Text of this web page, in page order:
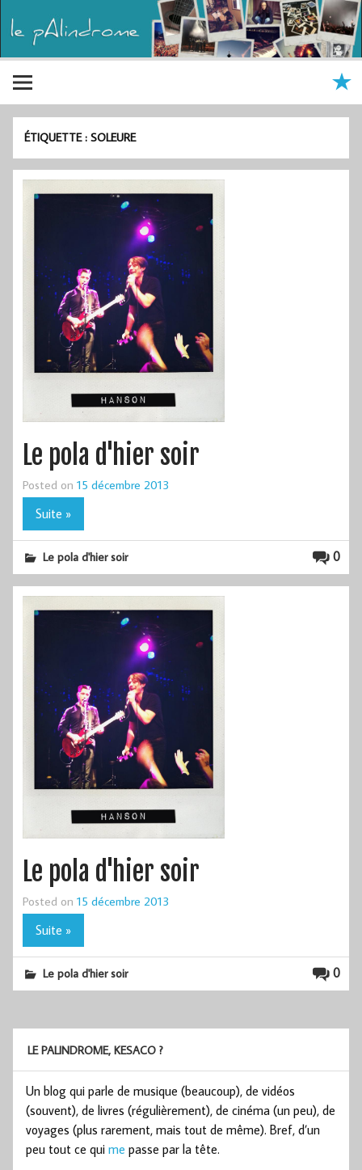
ÉTIQUETTE :SOLEURE
Le pola d'hier soir
Posted on 15 décembre 2013
Suite »
0
Le pola d'hier soir
Le pola d'hier soir
Posted on 15 décembre 2013
Suite »
0
Le pola d'hier soir
LE PALINDROME, KESACO ?
Un blog qui parle de musique (beaucoup), de vidéos
(souvent), de livres (régulièrement), de cinéma (un peu), de
voyages (plus rarement, mais tout de même). Bref, d’un
peu tout ce qui me passe par la tête.